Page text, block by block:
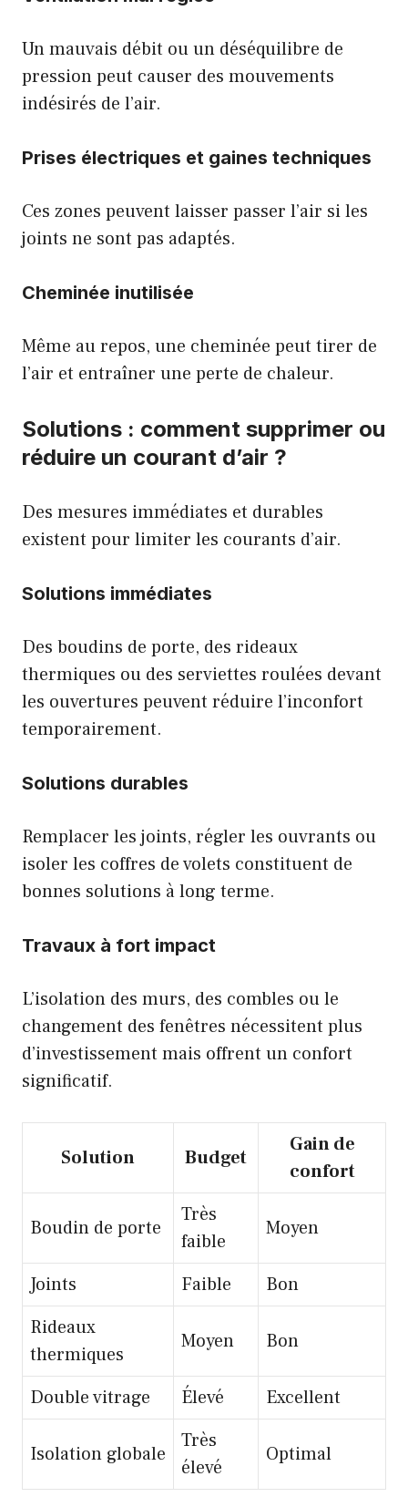
Un mauvais débit ou un déséquilibre de
pression peut causer des mouvements
indésirés de l’air.
Prises électriques et gaines techniques
Ces zones peuvent laisser passer l’air si les
joints ne sont pas adaptés.
Cheminée inutilisée
Même au repos, une cheminée peut tirer de
l’air et entraîner une perte de chaleur.
Solutions : comment supprimer ou
réduire un courant d’air ?
Des mesures immédiates et durables
existent pour limiter les courants d’air.
Solutions immédiates
Des boudins de porte, des rideaux
thermiques ou des serviettes roulées devant
les ouvertures peuvent réduire l’inconfort
temporairement.
Solutions durables
Remplacer les joints, régler les ouvrants ou
isoler les coffres de volets constituent de
bonnes solutions à long terme.
Travaux à fort impact
L’isolation des murs, des combles ou le
changement des fenêtres nécessitent plus
d’investissement mais offrent un confort
significatif.
Solution Budget
Gain de
confort
Boudin de porte
Très
faible
Moyen
Joints Faible
Bon
Rideaux
thermiques
Moyen Bon
Double vitrage Élevé Excellent
Isolation globale
Très
élevé
Optimal